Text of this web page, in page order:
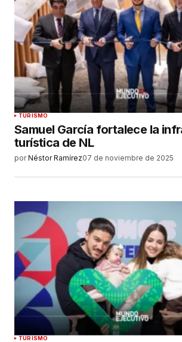
TURISMO
Samuel García fortalece la
turística de NL
por Néstor Ramírez07 de noviembre de 2025
TURISMO